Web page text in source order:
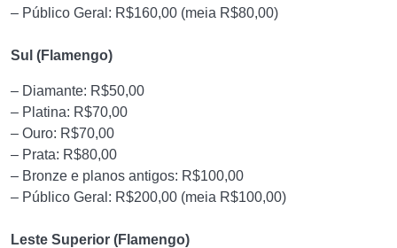
– Público Geral: R$160,00 (meia R$80,00)
Sul (Flamengo)
– Diamante: R$50,00
– Platina: R$70,00
– Ouro: R$70,00
– Prata: R$80,00
– Bronze e planos antigos: R$100,00
– Público Geral: R$200,00 (meia R$100,00)
Leste Superior (Flamengo)